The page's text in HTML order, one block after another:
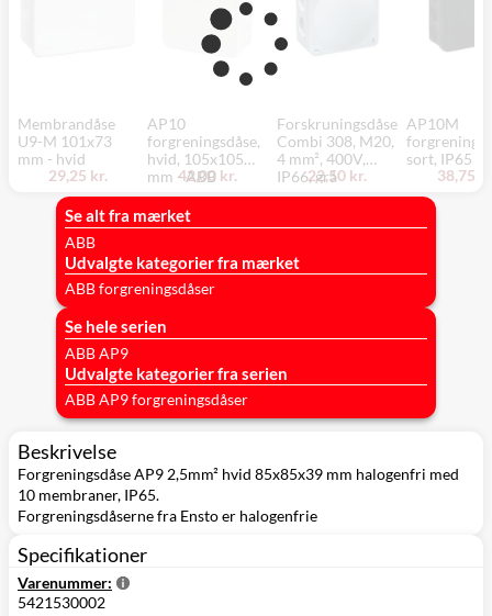
Membrandåse
U9-M 101x73
mm - hvid
29,25 kr.
AP10
forgreningsdåse,
hvid, 105x105
mm - ABB
42,00 kr.
Forskruningsdåse
Combi 308, M20,
4 mm², 400V,
IP66, grå22,50 kr.
AP10M
sort, IP65 -
38,75
Se alt fra mærket
ABB
Udvalgte kategorier fra mærket
ABB forgreningsdåser
Se hele serien
ABB AP9
Udvalgte kategorier fra serien
ABB AP9 forgreningsdåser
Beskrivelse
Forgreningsdåse AP9 2,5mm² hvid 85x85x39 mm halogenfri med
10 membraner, IP65.
Forgreningsdåserne fra Ensto er halogenfrie
Specifikationer
Varenummer:
5421530002